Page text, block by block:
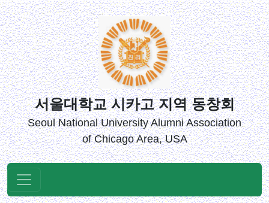
서울대학교 시카고 지역 동창회
Seoul National University Alumni Association
of Chicago Area, USA